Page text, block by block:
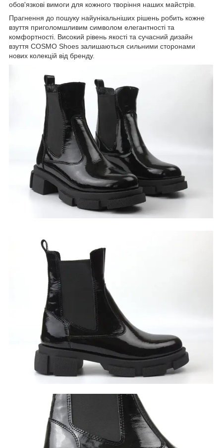
обов'язкові вимоги для кожного творіння наших майстрів.
Прагнення до пошуку найунікальніших рішень робить кожне
взуття приголомшливим символом елегантності та
комфортності. Високий рівень якості та сучасний дизайн
взуття COSMO Shoes залишаються сильними сторонами
нових колекцій від бренду.